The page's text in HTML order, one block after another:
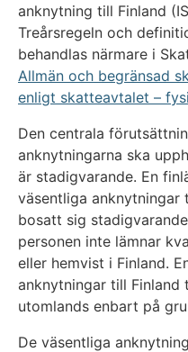
anknytning till Finland
Treårsregeln och
behandlas närmare i
Allmän och begränsad
enligt skatteavtalet –
Den centrala
anknytningarna ska
är stadigvarande. En
väsentliga anknytningar
bosatt sig
personen inte lämnar
eller hemvist i Finland.
anknytningar till Finland
utomlands enbart på
De väsentliga